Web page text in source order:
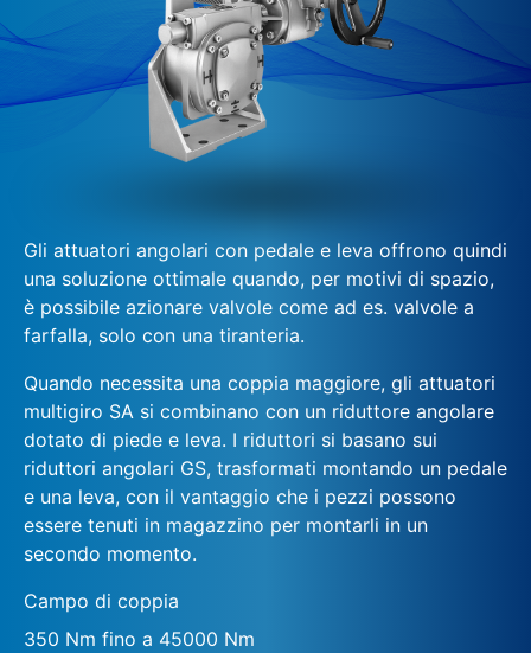
Gli attuatori angolari con pedale e leva offrono quindi
una soluzione ottimale quando, per motivi di spazio,
è possibile azionare valvole come ad es. valvole a
farfalla, solo con una tiranteria.
Quando necessita una coppia maggiore, gli attuatori
multigiro SA si combinano con un riduttore angolare
dotato di piede e leva. I riduttori si basano sui
riduttori angolari GS, trasformati montando un pedale
e una leva, con il vantaggio che i pezzi possono
essere tenuti in magazzino per montarli in un
secondo momento.
Campo di coppia
350 Nm fino a 45000 Nm